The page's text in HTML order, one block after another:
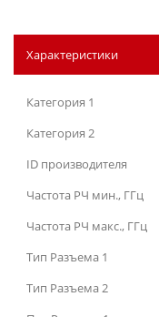
Характеристики
Категория 1
Категория 2
ID производителя
Частота РЧ мин., ГГц
Частота РЧ макс., ГГц
Тип Разъема 1
Тип Разъема 2